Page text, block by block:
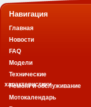
Навигация
Главная
Новости
FAQ
Модели
Технические
характеристики
Ремонт и обслуживание
Мотокалендарь